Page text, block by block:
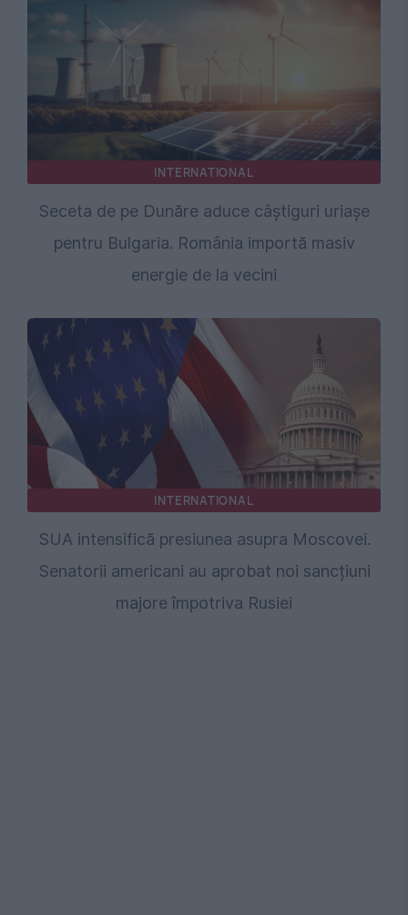
INTERNATIONAL
Seceta de pe Dunăre aduce câștiguri uriașe
pentru Bulgaria. România importă masiv
energie de la vecini
INTERNATIONAL
SUA intensifică presiunea asupra Moscovei.
Senatorii americani au aprobat noi sancțiuni
majore împotriva Rusiei